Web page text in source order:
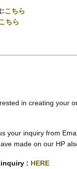
:こちら
ちら
in creating your
your inquiry from
made on our HP
: HERE